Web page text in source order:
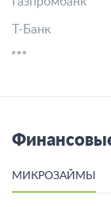
Т-Банк
МИКРОЗАЙМЫ